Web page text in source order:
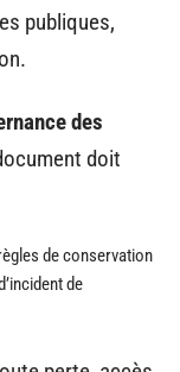
publiques,
des
doit
de conservation
de